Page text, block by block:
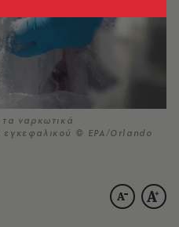
τα ναρκωτικά
εγκεφαλικού © EPA/Orlando